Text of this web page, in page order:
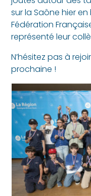
sur la Saône hier
Fédération
représenté leur
N’hésitez pas à
prochaine !